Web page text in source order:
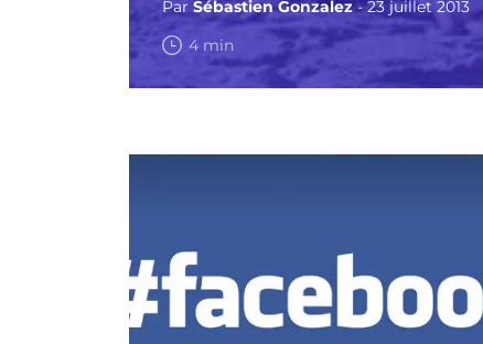
Par Sébastien Gonzalez - 23 juillet 2013
4 min